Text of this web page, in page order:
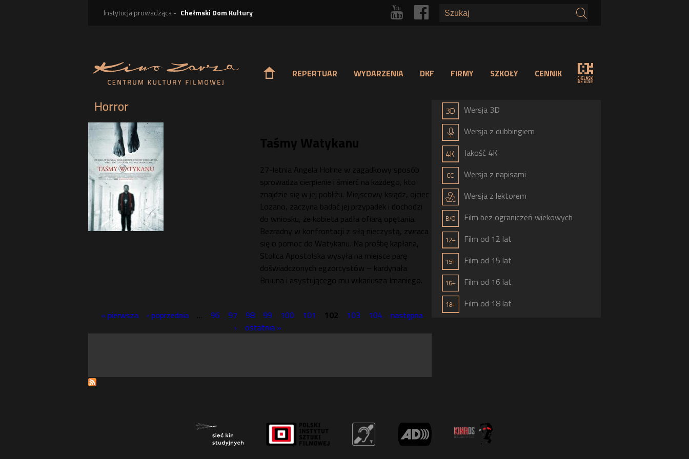
Instytucja prowadząca - Chełmski Dom Kultury r p
o REPERTUAR WYDARZENIA DKF FIRMY SZKOŁY CENNIK s
Horror
Taśmy Watykanu
27-letnia Angela Holme w zagadkowy sposób
sprowadza cierpienie i śmierć na każdego, kto
znajdzie się w jej pobliżu. Miejscowy ksiądz, ojciec
Lozano, zaczyna badać jej przypadek i dochodzi
do wniosku, że kobieta padła ofiarą opętania.
Bezradny w konfrontacji z siłą nieczystą, zwraca
się o pomoc do Watykanu. Na prośbę kapłana,
Stolica Apostolska wysyła na miejsce parę
doświadczonych egzorcystów – kardynała
Bruuna i asystującego mu wikariusza Imaniego.
S
o
« pierwsza ‹ poprzednia … 96 97 98 99 100 101 102 103 104
następna
›
ostatnia »
a Wersja 3D
h Wersja z dubbingiem
b Jakość 4K
g Wersja z napisami
j
Wersja z lektorem
Film bez ograniczeń wiekowych
Film od 12 lat
Film od 15 lat
Film od 16 lat
Film od 18 lat